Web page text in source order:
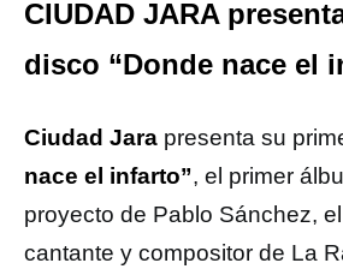
CIUDAD JARA
disco “Donde nace el
Ciudad Jara presenta su
nace el infarto”, el primer
proyecto de Pablo Sánchez,
cantante y compositor de La